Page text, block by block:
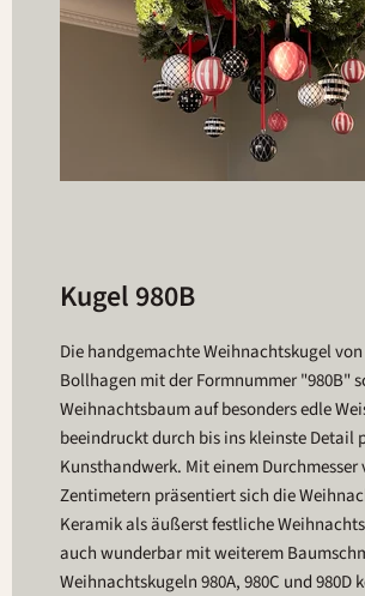
Kugel 980B
Die handgemachte Weihnachtskugel
Bollhagen mit der Formnummer "980B"
Weihnachtsbaum auf besonders edle
beeindruckt durch bis ins kleinste Detail
Kunsthandwerk. Mit einem Durchmesser
Zentimetern präsentiert sich die
Keramik als äußerst festliche
auch wunderbar mit weiterem
Weihnachtskugeln 980A, 980C und 980D